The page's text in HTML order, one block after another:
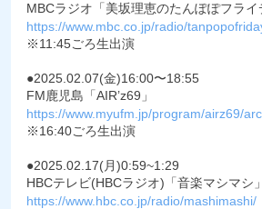
MBCラジオ「美坂理恵のたんぽぽフライ
https://www.mbc.co.jp/radio/
※11:45ごろ生出演
●2025.02.07(金)16:00〜18:55
FM鹿児島「AIR’z69」
https://www.myufm.jp/program/airz69/
※16:40ごろ生出演
●2025.02.17(月)0:59~1:29
HBCテレビ(HBCラジオ)「音楽マシマシ」
https://www.hbc.co.jp/radio/mashimashi/